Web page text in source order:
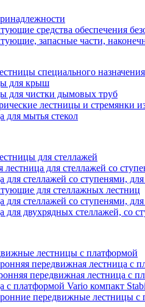
средства обеспечения
запасные части,
специального назначения
для крыш
для чистки дымовых труб
лестницы и стремянки
для мытья стекол
для стеллажей
лестница для стеллажей со
для стеллажей со ступенями,
для стеллажных лестниц
для стеллажей со ступенями,
для двухрядных стеллажей, со
лестницы с платформой
передвижная лестница с
передвижная лестница с
с платформой Vario компакт
передвижные лестницы с